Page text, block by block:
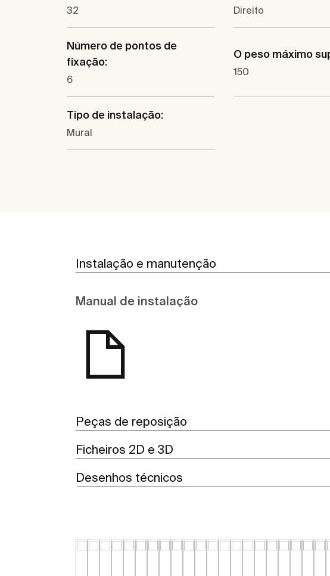
32 Direito
Número de pontos de
fixação:
6
O peso máximo
150
Tipo de instalação:
Mural
Instalação e manutenção
Manual de instalação
Peças de reposição
Ficheiros 2D e 3D
Desenhos técnicos